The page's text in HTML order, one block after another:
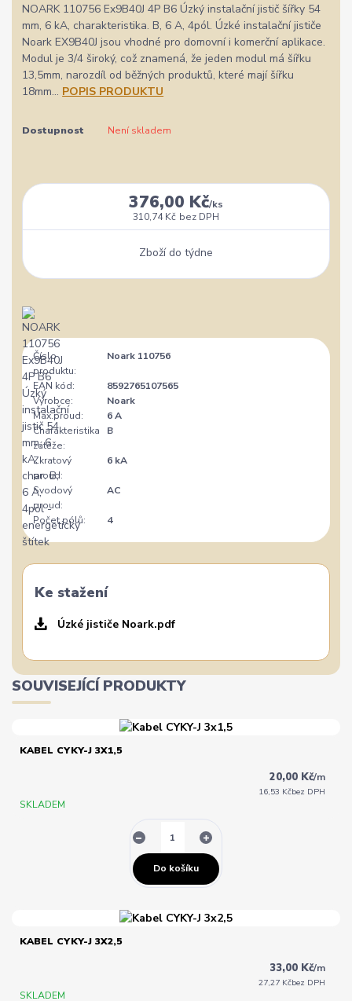
NOARK 110756 Ex9B40J 4P B6 Úzký instalační jistič šířky 54
mm, 6 kA, charakteristika. B, 6 A, 4pól. Úzké instalační jističe
Noark EX9B40J jsou vhodné pro domovní i komerční aplikace.
Modul je 3/4 široký, což znamená, že jeden modul má šířku
13,5mm, narozdíl od běžných produktů, které mají šířku
18mm... POPIS PRODUKTU
Dostupnost Není skladem
376,00 Kč/ks
310,74 Kč bez DPH
Zboží do týdne
Číslo
produktu:
Noark 110756
EAN kód:
8592765107565
Výrobce:
Noark
Max.proud:
6 A
Charakteristika
zátěže:
B
Zkratový
proud:
6 kA
Svodový
proud:
AC
Počet pólů: 4
Ke stažení
Úzké jističe Noark.pdf
SOUVISEJÍCÍ PRODUKTY
KABEL CYKY-J 3X1,5
20,00 Kč/m
16,53 Kčbez DPH
SKLADEM
Do košíku
KABEL CYKY-J 3X2,5
33,00 Kč/m
27,27 Kčbez DPH
SKLADEM